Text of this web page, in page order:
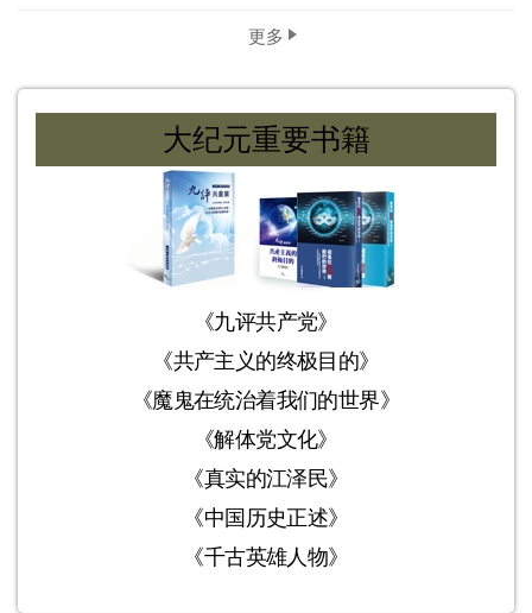
更多
大纪元重要书籍
《九评共产党》
《共产主义的终极目的》
《魔鬼在统治着我们的世界》
《解体党文化》
《真实的江泽民》
《中国历史正述》
《千古英雄人物》